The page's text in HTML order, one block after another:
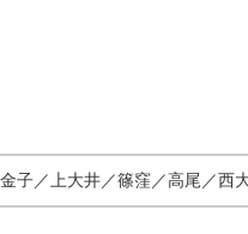
子／上大井／篠窪／高尾／西